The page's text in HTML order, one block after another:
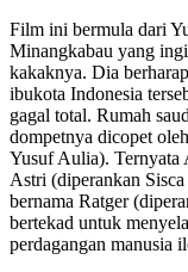
Film ini bermula dari
Minangkabau yang
kakaknya. Dia
ibukota Indonesia
gagal total. Rumah
dompetnya dicopet
Yusuf Aulia). Ternyata
Astri (diperankan
bernama Ratger
bertekad untuk
perdagangan manusia